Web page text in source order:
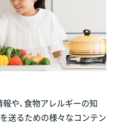
や、食物アレルギーの知
送るための様々なコンテン